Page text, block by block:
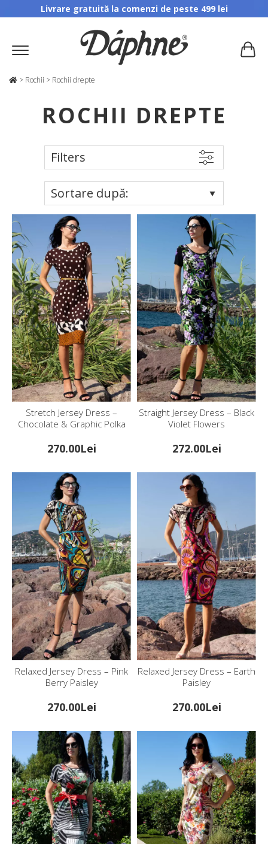
Livrare gratuită la comenzi de peste 499 lei
> Rochii > Rochii drepte
ROCHII DREPTE
Filters
Sortare după:
Stretch Jersey Dress –
Chocolate & Graphic Polka
270.00Lei
Straight Jersey Dress – Black
Violet Flowers
272.00Lei
Relaxed Jersey Dress – Pink
Berry Paisley
270.00Lei
Relaxed Jersey Dress – Earth
Paisley
270.00Lei